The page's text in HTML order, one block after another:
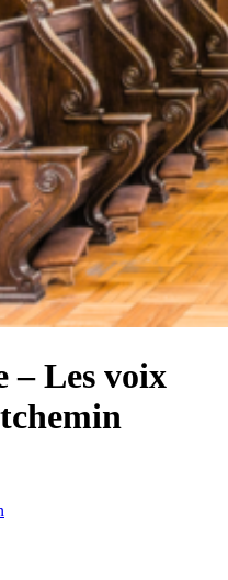
– Les voix